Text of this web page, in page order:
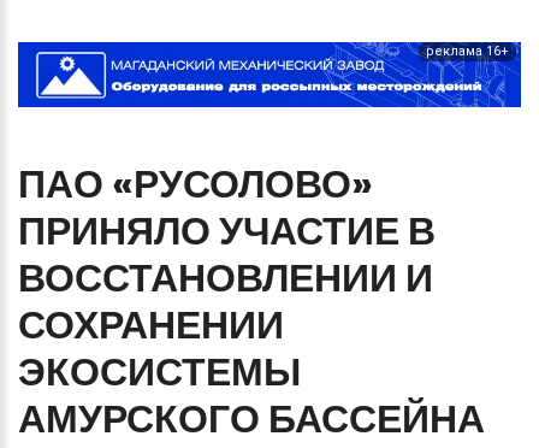
реклама 16+
ПАО «РУСОЛОВО»
ПРИНЯЛОУЧАСТИЕ В
ВОССТАНОВЛЕНИИ И
СОХРАНЕНИИ
ЭКОСИСТЕМЫ
АМУРСКОГО БАССЕЙНА